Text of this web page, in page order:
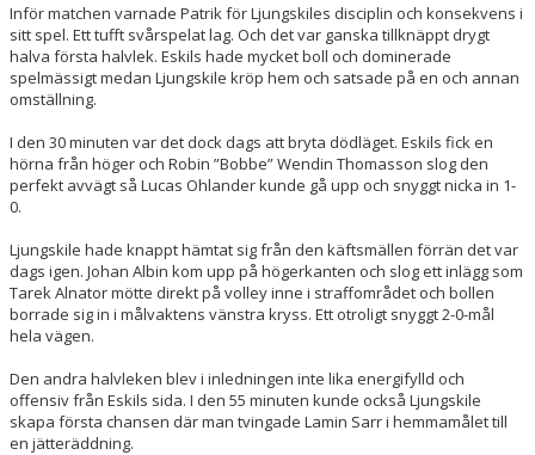
Inför matchen varnade Patrik för Ljungskiles disciplin och konsekvens i
sitt spel. Ett tufft svårspelat lag. Och det var ganska tillknäppt drygt
halva första halvlek. Eskils hade mycket boll och dominerade
spelmässigt medan Ljungskile kröp hem och satsade på en och annan
omställning.
I den 30 minuten var det dock dags att bryta dödläget. Eskils fick en
hörna från höger och Robin ”Bobbe” Wendin Thomasson slog den
perfekt avvägt så Lucas Ohlander kunde gå upp och snyggt nicka in 1-
0.
Ljungskile hade knappt hämtat sig från den käftsmällen förrän det var
dags igen. Johan Albin kom upp på högerkanten och slog ett inlägg som
Tarek Alnator mötte direkt på volley inne i straffområdet och bollen
borrade sig in i målvaktens vänstra kryss. Ett otroligt snyggt 2-0-mål
hela vägen.
Den andra halvleken blev i inledningen inte lika energifylld och
offensiv från Eskils sida. I den 55 minuten kunde också Ljungskile
skapa första chansen där man tvingade Lamin Sarr i hemmamålet till
en jätteräddning.